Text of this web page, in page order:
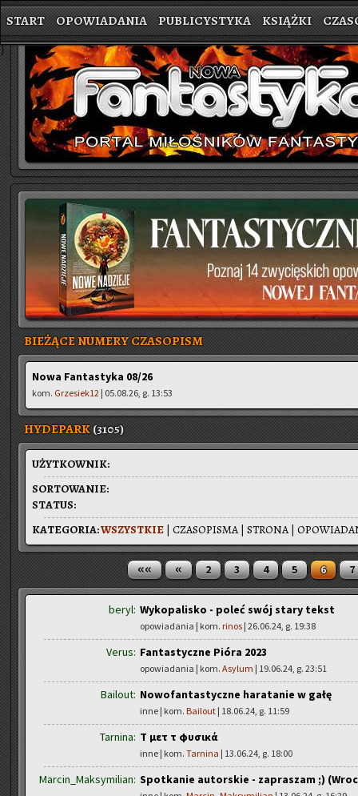
START OPOWIADANIA PUBLICYSTYKA KSIĄŻKI
}
BIEŻĄCE NUMERY CZASOPISM
Nowa Fantastyka 08/26
kom. Grzesiek12 | 05.08.26, g. 13:53
HYDEPARK(3105)
UŻYT­KOW­NIK:
SOR­TO­WA­NIE:
STA­TUS:
WSZYST­KIE | CZA­SO­PI­SMA| STRO­NA|
KA­TE­GO­RIA:
«« « 2 3 4 5 6 7
beryl: Wykopalisko - poleć swój stary tekst
opowiadania | kom. rinos | 26.06.24, g. 19:38
Verus: Fantastyczne Pióra 2023
opowiadania | kom. Asylum | 19.06.24, g. 23:51
Bailout: Nowofantastyczne haratanie w gałę
inne | kom. Bailout | 18.06.24, g. 11:59
Tarnina: Τὰ μετὰ τὰ φυσικά
inne | kom. Tarnina | 13.06.24, g. 18:00
Marcin_Maksymilian: Spotkanie autorskie - zapraszam ;)